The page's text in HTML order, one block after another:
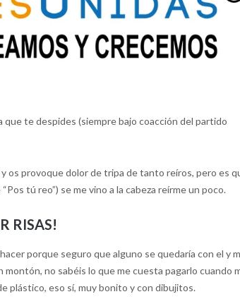
te despides (siempre bajo coacción del partido
os provoque dolor de tripa de tanto reíros, pero es
tú reo”) se me vino a la cabeza reírme un poco.
RISAS!
porque seguro que alguno se quedaría con el y
no sabéis lo que me cuesta pagarlo cuando
plástico, eso sí, muy bonito y con dibujitos.